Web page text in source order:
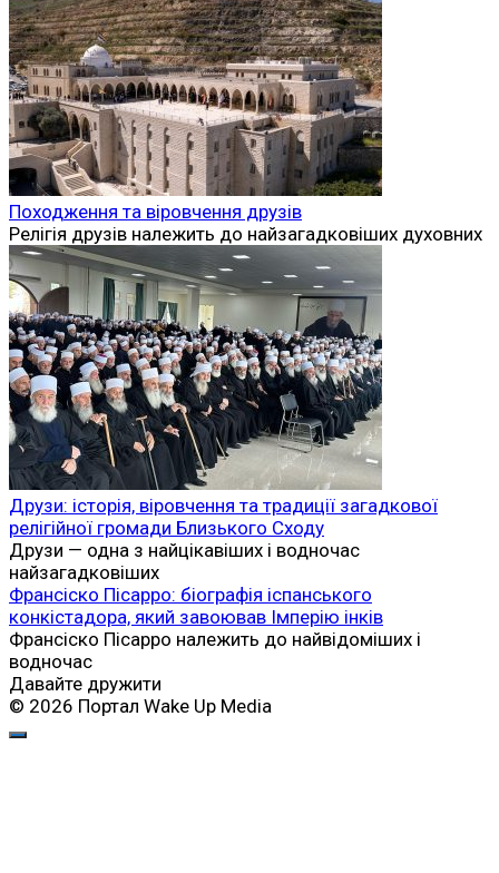
Походження та віровчення друзів
Релігія друзів належить до найзагадковіших духовних
Друзи: історія, віровчення та традиції загадкової
релігійної громади Близького Сходу
Друзи — одна з найцікавіших і водночас
найзагадковіших
Франсіско Пісарро: біографія іспанського
конкістадора, який завоював Імперію інків
Франсіско Пісарро належить до найвідоміших і
водночас
Давайте дружити
© 2026 Портал Wake Up Media